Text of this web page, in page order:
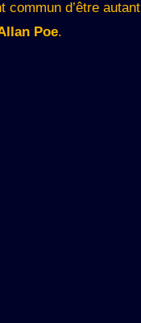
commun d’être autant
Poe.